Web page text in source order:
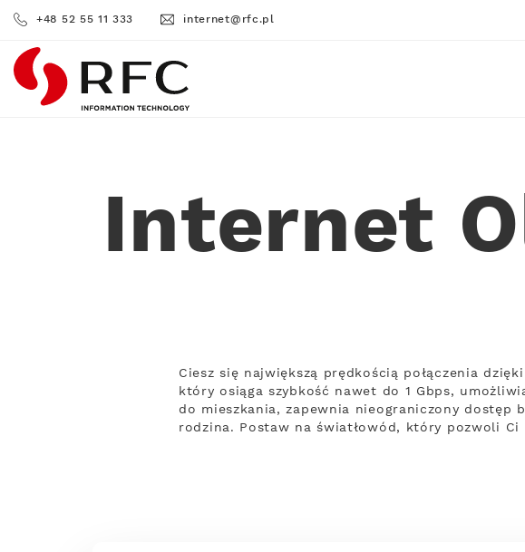
+48 52 55 11 333 internet@rfc.pl
RFC
Internet
Ciesz się największą prędkością połączenia
który osiąga szybkość nawet do 1 Gbps,
do mieszkania, zapewnia nieograniczony dostęp
rodzina. Postaw na światłowód, który pozwoli